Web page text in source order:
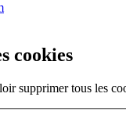
cookies
supprimer tous les